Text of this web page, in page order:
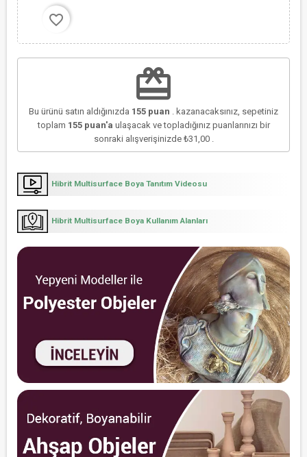
favorite_border
redeem
Bu ürünü satın aldığınızda 155 puan . kazanacaksınız, sepetiniz
toplam 155puan'a ulaşacak ve topladığınız puanlarınızı bir
sonraki alışverişinizde ₺31,00.
Hibrit Multisurface Boya Tanıtım Videosu
Hibrit Multisurface Boya Kullanım Alanları